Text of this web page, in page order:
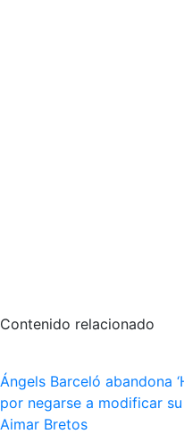
Contenido relacionado
Ángels Barceló abandona
por negarse a modificar
Aimar Bretos